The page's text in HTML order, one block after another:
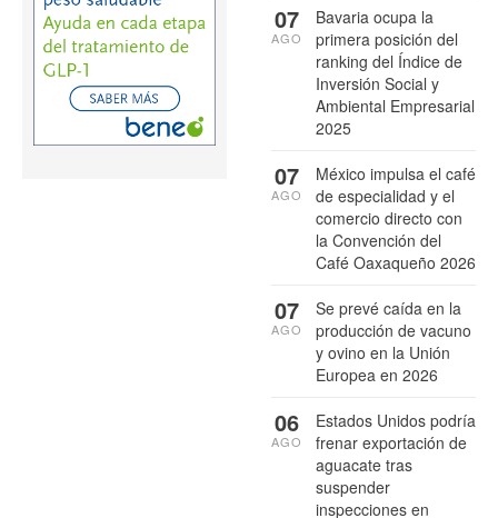
Bavaria ocupa la
primera posición del
ranking del Índice de
Inversión Social y
Ambiental Empresarial
2025
07
AGO
México impulsa el café
de especialidad y el
comercio directo con
la Convención del
Café Oaxaqueño 2026
07
AGO
Se prevé caída en la
producción de vacuno
y ovino en la Unión
Europea en 2026
07
AGO
Estados Unidos podría
frenar exportación de
aguacate tras
suspender
inspecciones en
06
AGO